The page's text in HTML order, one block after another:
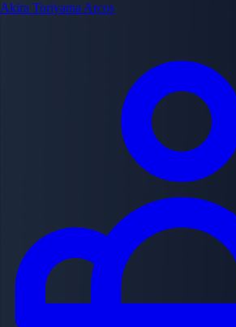
Akira Toriyama Arcos